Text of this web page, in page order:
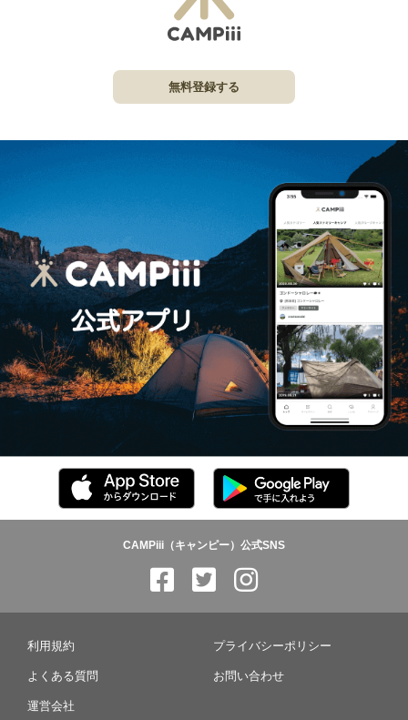
無料登録する
CAMPiii（キャンピー）公式SNS
利用規約 プライバシーポリシー
よくある質問 お問い合わせ
運営会社